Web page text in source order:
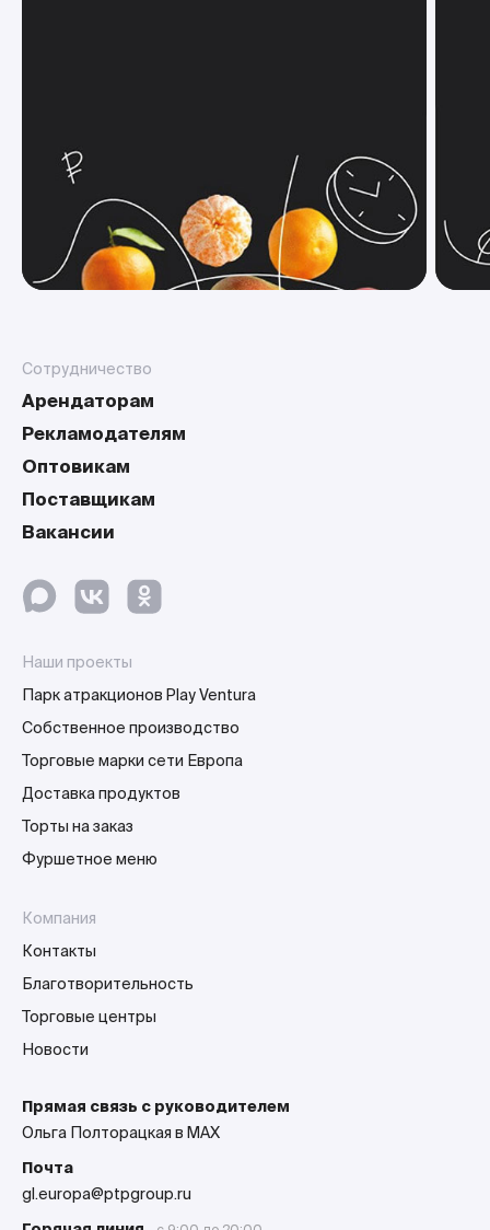
Сотрудничество
Арендаторам
Рекламодателям
Оптовикам
Поставщикам
Вакансии
Наши проекты
Парк атракционов Play Ventura
Собственное производство
Торговые марки сети Европа
Доставка продуктов
Торты на заказ
Фуршетное меню
Компания
Контакты
Благотворительность
Торговые центры
Новости
Прямая связь с руководителем
Ольга Полторацкая в MAX
Почта
gl.europa@ptpgroup.ru